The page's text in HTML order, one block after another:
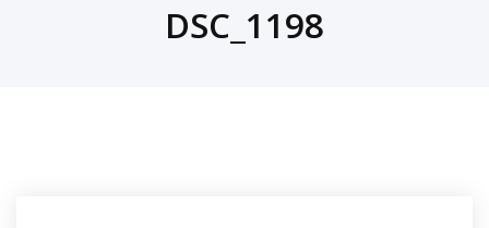
DSC_1198